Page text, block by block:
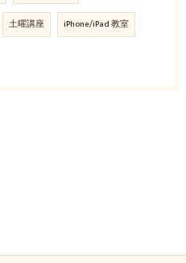
土曜講座 iPhone/iPad 教室